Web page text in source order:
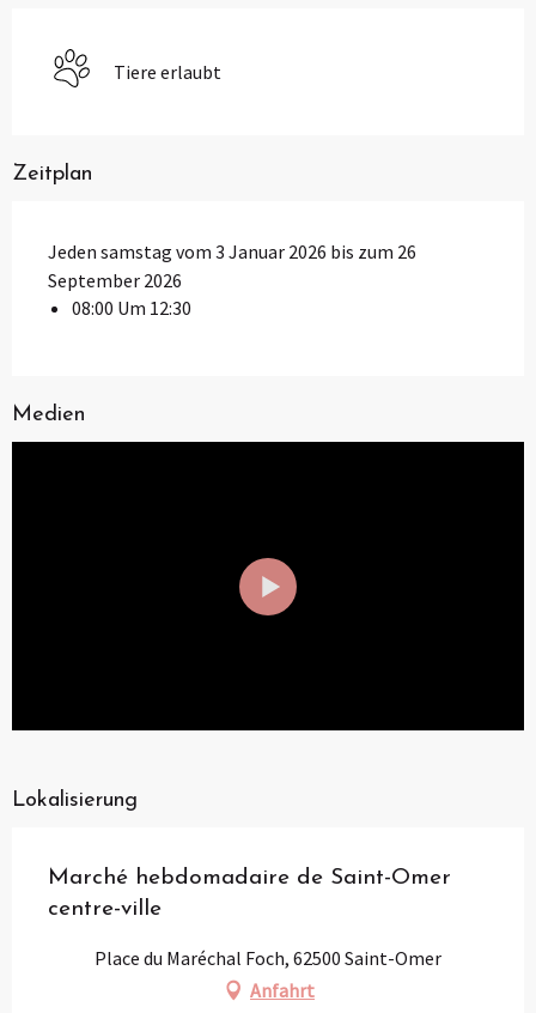
Tiere erlaubt
Zeitplan
Jeden samstag vom 3 Januar 2026 bis zum 26
September 2026
08:00 Um 12:30
Medien
Lokalisierung
Marché hebdomadaire de Saint-Omer
centre-ville
Place du Maréchal Foch, 62500 Saint-Omer
Anfahrt